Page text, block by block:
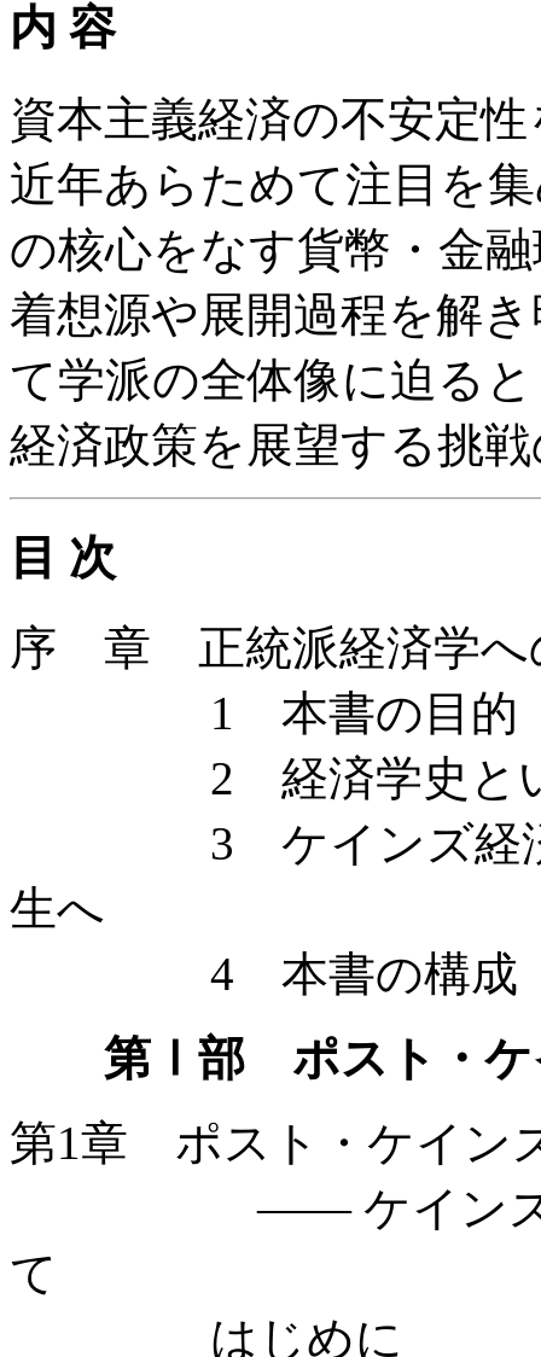
内 容
資本主義経済の不安定
近年あらためて注目を
の核心をなす貨幣・金
着想源や展開過程を解
て学派の全体像に迫る
経済政策を展望する挑
目 次
序 章 正統派経済学へ
1 本書の目的
2 経済学史とい
3 ケインズ経済学
生へ
4 本書の構成
第Ⅰ部 ポスト・ケ
第1章 ポスト・ケイン
—— ケインズとカ
て
はじめに